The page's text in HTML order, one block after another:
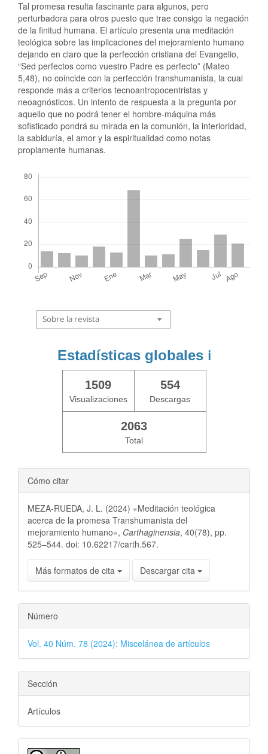
Tal promesa resulta fascinante para algunos, pero
perturbadora para otros puesto que trae consigo la negación
de la finitud humana. El artículo presenta una meditación
teológica sobre las implicaciones del mejoramiento humano
dejando en claro que la perfección cristiana del Evangelio,
“Sed perfectos como vuestro Padre es perfecto” (Mateo
5,48), no coincide con la perfección transhumanista, la cual
responde más a criterios tecnoantropocentristas y
neoagnósticos. Un intento de respuesta a la pregunta por
aquello que no podrá tener el hombre-máquina más
sofisticado pondrá su mirada en la comunión, la interioridad,
la sabiduría, el amor y la espiritualidad como notas
propiamente humanas.
Sobre la revista
Estadísticas globales ℹ️
1509
Visualizaciones
554
Descargas
2063
Total
Cómo citar
MEZA-RUEDA, J. L. (2024) «Meditación teológica
acerca de la promesa Transhumanista del
mejoramiento humano», Carthaginensia, 40(78), pp.
525–544. doi: 10.62217/carth.567.
Más formatos de cita Descargar cita
Número
Vol. 40 Núm. 78 (2024): Miscelánea de artículos
Sección
Artículos